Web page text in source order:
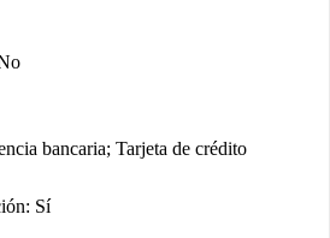
bancaria; Tarjeta de crédito
Sí